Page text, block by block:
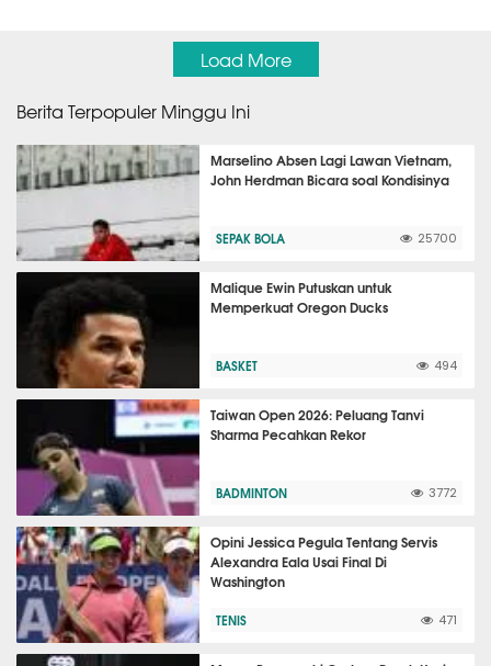
Load More
Berita Terpopuler Minggu Ini
Marselino Absen Lagi Lawan Vietnam,
John Herdman Bicara soal Kondisinya
SEPAK BOLA 25700
Malique Ewin Putuskan untuk
Memperkuat Oregon Ducks
BASKET 494
Taiwan Open 2026: Peluang Tanvi
Sharma Pecahkan Rekor
BADMINTON 3772
Opini Jessica Pegula Tentang Servis
Alexandra Eala Usai Final Di
Washington
TENIS 471